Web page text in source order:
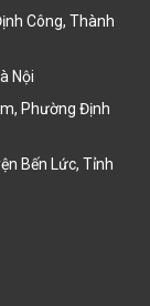
Công, Thành
Nội
Phường Định
Bến Lức, Tỉnh